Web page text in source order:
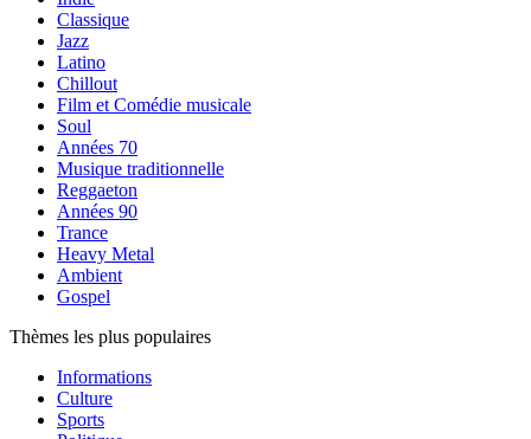
Classique
Jazz
Latino
Chillout
Film et Comédie musicale
Soul
Années 70
Musique traditionnelle
Reggaeton
Années 90
Trance
Heavy Metal
Ambient
Gospel
Thèmes les plus populaires
Informations
Culture
Sports